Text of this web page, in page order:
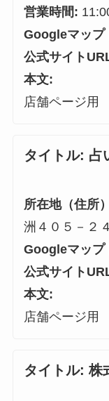
営業時間:
Googleマップ
公式サイト
本文:
店舗ページ用
タイトル: 占
所在地（住所
洲４０５－２
Googleマップ
公式サイト
本文:
店舗ページ用
タイトル: 株